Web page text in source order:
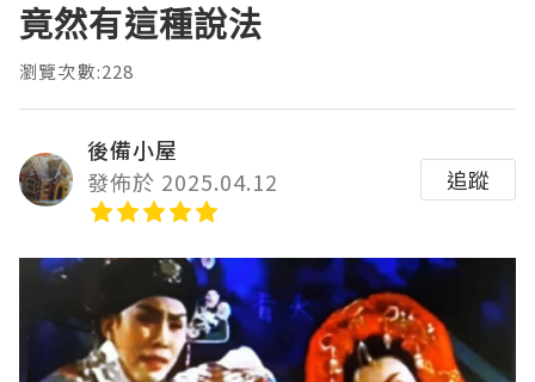
竟然有這種說法
瀏覽次數:228
後備小屋
發佈於 2025.04.12
追蹤